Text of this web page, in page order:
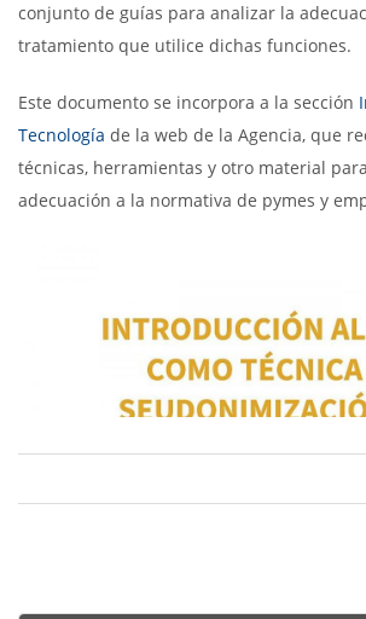
conjunto de guías para analizar la
tratamiento que utilice dichas funciones.
Este documento se incorpora a la sección
Tecnología de la web de la Agencia, que
técnicas, herramientas y otro material
adecuación a la normativa de pymes y